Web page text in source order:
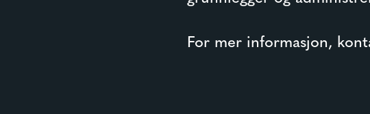
For mer informasjon,